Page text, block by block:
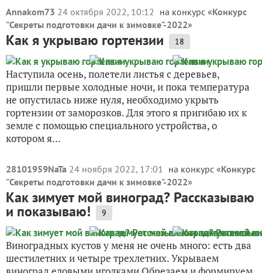
Annakom73 24 октября 2022, 10:12 на конкурс «Конкурс
"Секреты подготовки дачи к зимовке"-2022»
Как я укрываю гортензии 18
Наступила осень, полетели листья с деревьев,
пришли первые холодные ночи, и пока температура
не опустилась ниже нуля, необходимо укрыть
гортензии от заморозков. Для этого я пригибаю их к
земле с помощью специального устройства, о
котором я...
28101959NaTa 24 ноября 2022, 17:01 на конкурс «Конкурс
"Секреты подготовки дачи к зимовке"-2022»
Как зимует мой виноград? Рассказываю
и показываю! 9
Виноградных кустов у меня не очень много: есть два
шестилетних и четыре трехлетних. Укрываем